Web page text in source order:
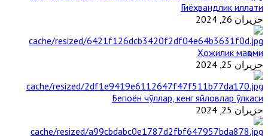
Гиёҳвандлик иллати
حزيران 26, 2024
Ҳожилик мақоми
حزيران 25, 2024
Бепоён чўллар, кенг яйловлар ўлкаси
حزيران 25, 2024